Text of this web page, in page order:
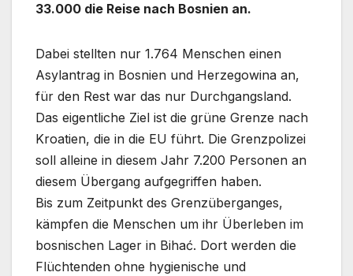
33.000 die Reise nach Bosnien an.
Dabei stellten nur 1.764 Menschen einen
Asylantrag in Bosnien und Herzegowina an,
für den Rest war das nur Durchgangsland.
Das eigentliche Ziel ist die grüne Grenze nach
Kroatien, die in die EU führt. Die Grenzpolizei
soll alleine in diesem Jahr 7.200 Personen an
diesem Übergang aufgegriffen haben.
Bis zum Zeitpunkt des Grenzüberganges,
kämpfen die Menschen um ihr Überleben im
bosnischen Lager in Bihać. Dort werden die
Flüchtenden ohne hygienische und